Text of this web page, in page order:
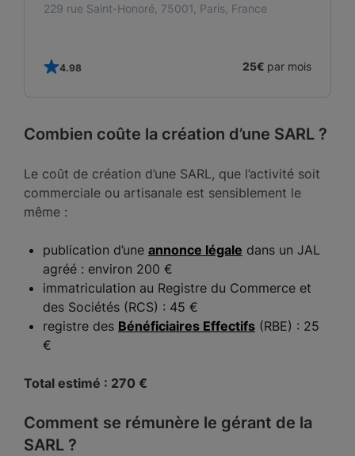
229 rue Saint-Honoré, 75001, Paris, France
4.98 25€ par mois
Combien coûte la création d’une SARL ?
Le coût de création d’une SARL, que l’activité soit
commerciale ou artisanale est sensiblement le
même :
publication d’une annonce légale dans un JAL
agréé : environ 200 €
immatriculation au Registre du Commerce et
des Sociétés (RCS) : 45 €
registre des Bénéficiaires Effectifs (RBE) : 25
€
Total estimé : 270 €
Comment se rémunère le gérant de la
SARL ?